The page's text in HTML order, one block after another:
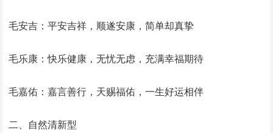
毛安吉：平安吉祥，顺遂安康，简单却真挚
毛乐康：快乐健康，无忧无虑，充满幸福期待
毛嘉佑：嘉言善行，天赐福佑，一生好运相伴
二、自然清新型